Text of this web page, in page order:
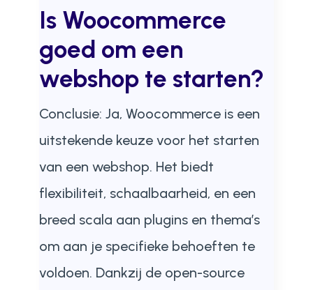
Is Woocommerce
goed om een
webshop te starten?
Conclusie: Ja, Woocommerce is een
uitstekende keuze voor het starten
van een webshop. Het biedt
flexibiliteit, schaalbaarheid, en een
breed scala aan plugins en thema’s
om aan je specifieke behoeften te
voldoen. Dankzij de open-source